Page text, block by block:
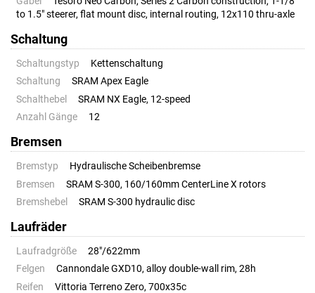
to 1.5" steerer, flat mount disc, internal routing, 12x110 thru-axle
Schaltung
Schaltungstyp
Kettenschaltung
Schaltung
SRAM Apex Eagle
Schalthebel
SRAM NX Eagle, 12-speed
Anzahl Gänge
12
Bremsen
Bremstyp
Hydraulische Scheibenbremse
Bremsen
SRAM S-300, 160/160mm CenterLine X rotors
Bremshebel
SRAM S-300 hydraulic disc
Laufräder
Laufradgröße
28"/622mm
Felgen
Cannondale GXD10, alloy double-wall rim, 28h
Reifen
Vittoria Terreno Zero, 700x35c